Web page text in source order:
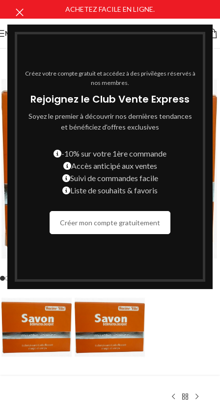
Créez votre compte gratuit et accédez à des privilèges réservés à
nos membres.
Rejoignez le Club Vente Express
Soyez le premier à découvrir nos dernières tendances
et bénéficiez d'offres exclusives
-10% sur votre 1ère commande
Accès anticipé aux ventes
Suivi de commandes facile
Liste de souhaits & favoris
Créer mon compte gratuitement
ACHETEZ FACILE EN LIGNE.
MENU